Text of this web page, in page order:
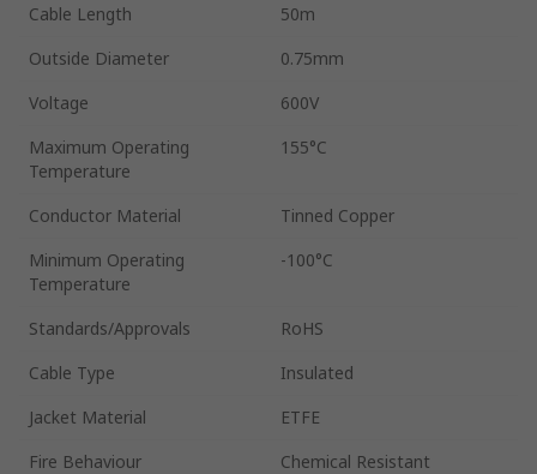
Cable Length
50m
Outside Diameter
0.75mm
Voltage
600V
Maximum Operating
Temperature
155°C
Conductor Material
Tinned Copper
Minimum Operating
Temperature
-100°C
Standards/Approvals
RoHS
Cable Type
Insulated
Jacket Material
ETFE
Fire Behaviour
Chemical Resistant